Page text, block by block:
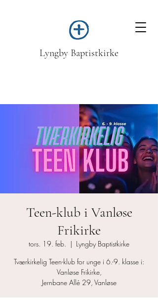
Lyngby Baptistkirke
Teen-klub i Vanløse
Frikirke
tors. 19. feb.
  |
Lyngby Baptistkirke
Tværkirkelig Teen-klub for unge i 6.-9. klasse i:
Vanløse Frikirke,
Jernbane Allé 29, Vanløse